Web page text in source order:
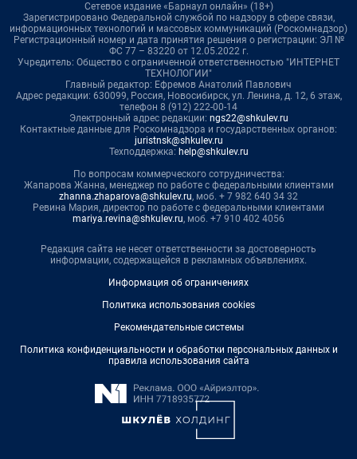
Сетевое издание «Барнаул онлайн» (18+)
Зарегистрировано Федеральной службой по надзору в сфере связи,
информационных технологий и массовых коммуникаций (Роскомнадзор)
Регистрационный номер и дата принятия решения о регистрации: ЭЛ №
ФС 77 – 83220 от 12.05.2022 г.
Учредитель: Общество с ограниченной ответственностью "ИНТЕРНЕТ
ТЕХНОЛОГИИ"
Главный редактор: Ефремов Анатолий Павлович
Адрес редакции: 630099, Россия, Новосибирск, ул. Ленина, д. 12, 6 этаж,
телефон 8 (912) 222-00-14
Электронный адрес редакции: ngs22@shkulev.ru
Контактные данные для Роскомнадзора и государственных органов:
juristnsk@shkulev.ru
Техподдержка: help@shkulev.ru
По вопросам коммерческого сотрудничества:
Жапарова Жанна, менеджер по работе с федеральными клиентами
zhanna.zhaparova@shkulev.ru, моб. + 7 982 640 34 32
Ревина Мария, директор по работе с федеральными клиентами
mariya.revina@shkulev.ru, моб. +7 910 402 4056
Редакция сайта не несет ответственности за достоверность
информации, содержащейся в рекламных объявлениях.
Информация об ограничениях
Политика использования cookies
Рекомендательные системы
Политика конфиденциальности и обработки персональных данных и
правила использования сайта